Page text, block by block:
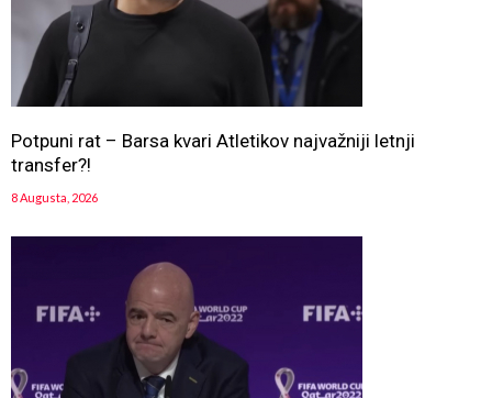
Potpuni rat – Barsa kvari Atletikov najvažniji letnji
transfer?!
8 Augusta, 2026